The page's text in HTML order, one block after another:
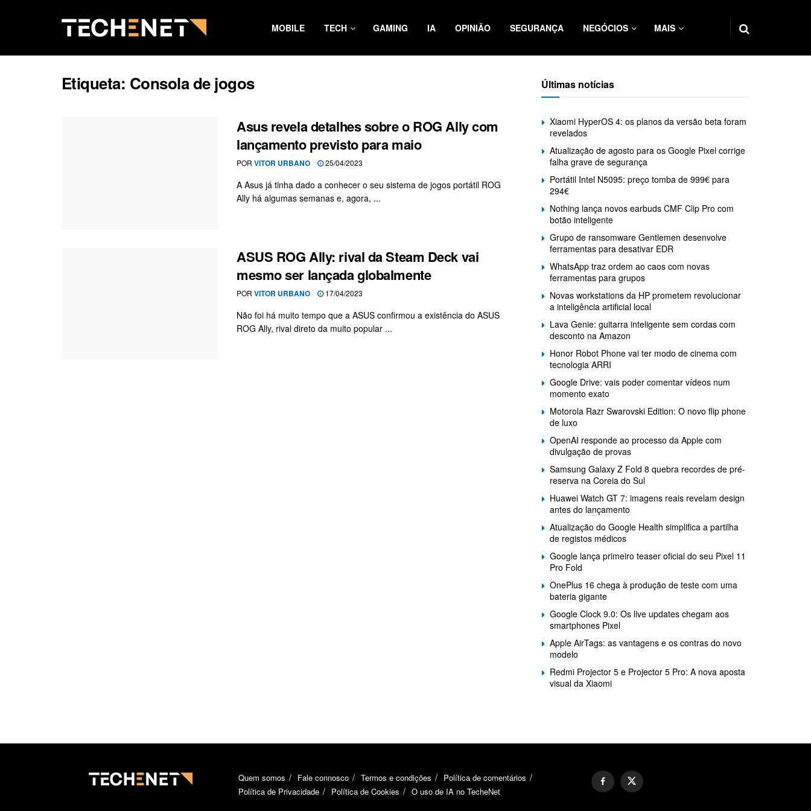
MOBILE TECH GAMING IA OPINIÃO SEGURANÇA NEGÓCIOS MAIS
Etiqueta: Consola de jogos
Asus revela detalhes sobre o ROG Ally com
lançamento previsto para maio
POR VITOR URBANO 25/04/2023
A Asus já tinha dado a conhecer o seu sistema de jogos portátil ROG
Ally há algumas semanas e, agora, ...
ASUS ROG Ally: rival da Steam Deck vai
mesmo ser lançada globalmente
POR VITOR URBANO 17/04/2023
Não foi há muito tempo que a ASUS confirmou a existência do ASUS
ROG Ally, rival direto da muito popular ...
Últimas notícias
Xiaomi HyperOS 4: os planos da versão beta foram
revelados
Atualização de agosto para os Google Pixel corrige
falha grave de segurança
Portátil Intel N5095: preço tomba de 999€ para
294€
Nothing lança novos earbuds CMF Clip Pro com
botão inteligente
Grupo de ransomware Gentlemen desenvolve
ferramentas para desativar EDR
WhatsApp traz ordem ao caos com novas
ferramentas para grupos
Novas workstations da HP prometem revolucionar
a inteligência artificial local
Lava Genie: guitarra inteligente sem cordas com
desconto na Amazon
Honor Robot Phone vai ter modo de cinema com
tecnologia ARRI
Google Drive: vais poder comentar vídeos num
momento exato
Motorola Razr Swarovski Edition: O novo flip phone
de luxo
OpenAI responde ao processo da Apple com
divulgação de provas
Samsung Galaxy Z Fold 8 quebra recordes de pré-
reserva na Coreia do Sul
Huawei Watch GT 7: imagens reais revelam design
antes do lançamento
Atualização do Google Health simplifica a partilha
de registos médicos
Google lança primeiro teaser oficial do seu Pixel 11
Pro Fold
OnePlus 16 chega à produção de teste com uma
bateria gigante
Google Clock 9.0: Os live updates chegam aos
smartphones Pixel
Apple AirTags: as vantagens e os contras do novo
modelo
Redmi Projector 5 e Projector 5 Pro: A nova aposta
visual da Xiaomi
Quem somos Fale connosco Termos e condições
Política de comentários
Política de Privacidade
Política de Cookies O uso de IA no TecheNet